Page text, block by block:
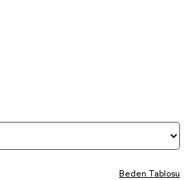
Beden Tablosu